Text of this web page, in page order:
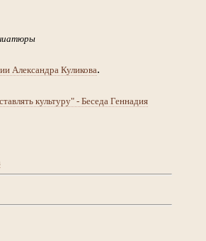
Александра Куликова.
культуру" - Беседа Геннадия